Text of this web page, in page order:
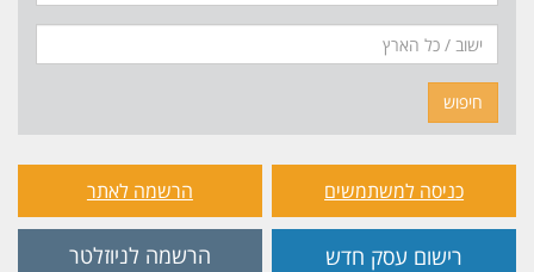
חיפוש
כניסה למשתמשים הרשמה לאתר
רישום עסק חדש הרשמה לניוזלטר